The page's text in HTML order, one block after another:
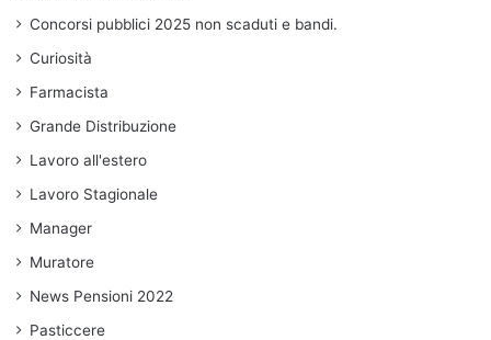
Concorsi pubblici 2025 non scaduti e bandi.
Curiosità
Farmacista
Grande Distribuzione
Lavoro all'estero
Lavoro Stagionale
Manager
Muratore
News Pensioni 2022
Pasticcere